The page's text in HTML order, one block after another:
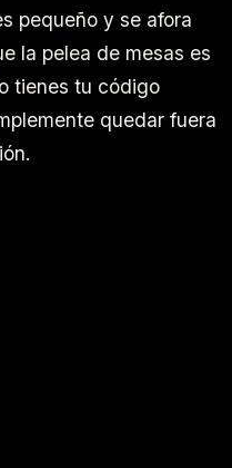
pequeño y se afora
la pelea de mesas es
tienes tu código
quedar fuera